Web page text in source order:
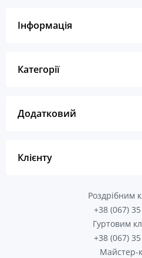
Інформація
Категорії
Додатковий
Клієнту
Роздрібним
+38 (067)
Гуртовим
+38 (067)
Майстер-